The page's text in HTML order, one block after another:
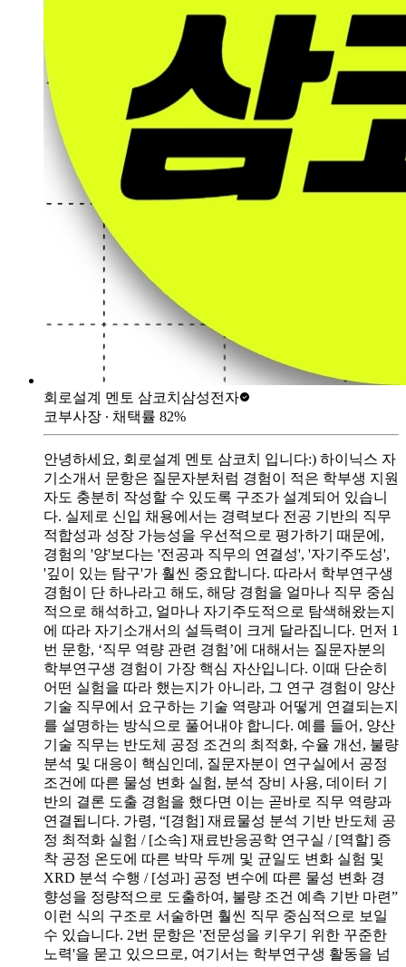
회로설계 멘토 삼코치 삼성전자
코부사장 ∙ 채택률 82%
안녕하세요, 회로설계 멘토 삼코치 입니다:) 하이닉스 자
기소개서 문항은 질문자분처럼 경험이 적은 학부생 지원
자도 충분히 작성할 수 있도록 구조가 설계되어 있습니
다. 실제로 신입 채용에서는 경력보다 전공 기반의 직무
적합성과 성장 가능성을 우선적으로 평가하기 때문에,
경험의 '양'보다는 '전공과 직무의 연결성', '자기주도성',
'깊이 있는 탐구'가 훨씬 중요합니다. 따라서 학부연구생
경험이 단 하나라고 해도, 해당 경험을 얼마나 직무 중심
적으로 해석하고, 얼마나 자기주도적으로 탐색해왔는지
에 따라 자기소개서의 설득력이 크게 달라집니다. 먼저 1
번 문항, ‘직무 역량 관련 경험’에 대해서는 질문자분의
학부연구생 경험이 가장 핵심 자산입니다. 이때 단순히
어떤 실험을 따라 했는지가 아니라, 그 연구 경험이 양산
기술 직무에서 요구하는 기술 역량과 어떻게 연결되는지
를 설명하는 방식으로 풀어내야 합니다. 예를 들어, 양산
기술 직무는 반도체 공정 조건의 최적화, 수율 개선, 불량
분석 및 대응이 핵심인데, 질문자분이 연구실에서 공정
조건에 따른 물성 변화 실험, 분석 장비 사용, 데이터 기
반의 결론 도출 경험을 했다면 이는 곧바로 직무 역량과
연결됩니다. 가령, “[경험] 재료물성 분석 기반 반도체 공
정 최적화 실험 / [소속] 재료반응공학 연구실 / [역할] 증
착 공정 온도에 따른 박막 두께 및 균일도 변화 실험 및
XRD 분석 수행 / [성과] 공정 변수에 따른 물성 변화 경
향성을 정량적으로 도출하여, 불량 조건 예측 기반 마련”
이런 식의 구조로 서술하면 훨씬 직무 중심적으로 보일
수 있습니다. 2번 문항은 '전문성을 키우기 위한 꾸준한
노력'을 묻고 있으므로, 여기서는 학부연구생 활동을 넘